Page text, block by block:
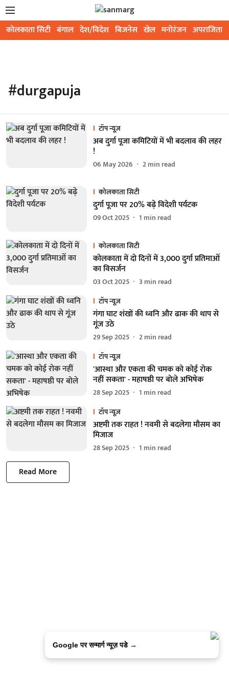
कोलकाता सिटी बंगाल देश/विदेश बिजनेस खेल मनोरंजन अपराजिता
#durgapuja
टॉप न्यूज़
अब दुर्गा पूजा कमिटियों में भी बदलाव की लहर
!
06 May 2026 2min read
कोलकाता सिटी
दुर्गा पूजा पर 20% बढ़े विदेशी पर्यटक
09 Oct 2025 1 min read
कोलकाता सिटी
कोलकाता में दो दिनों में 3,000 दुर्गा प्रतिमाओं
का विसर्जन
03 Oct 2025 3 min read
टॉप न्यूज़
गंगा घाट शंखों की ध्वनि और ढाक की थाप से
गूंज उठे
29 Sep 2025 2min read
टॉप न्यूज़
'आस्था और एकता की चमक को कोई रोक
नहीं सकता' - महाषष्ठी पर बोले अभिषेक
28 Sep 2025 1 min read
टॉप न्यूज़
अष्टमी तक राहत ! नवमी से बदलेगा मौसम का
मिजाज
28 Sep 2025 1 min read
Read More
Google पर सन्मार्ग न्यूज़ पडे →